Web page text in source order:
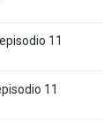
11
11